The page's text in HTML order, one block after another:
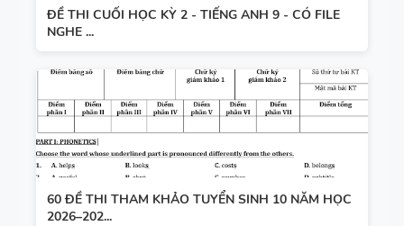
ĐỀ THI CUỐI HỌC KỲ 2 - TIẾNG ANH 9 - CÓ FILE
NGHE ...
60 ĐỀ THI THAM KHẢO TUYỂN SINH 10 NĂM HỌC
2026–202...